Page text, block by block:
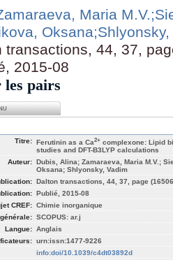
Maria M.V.
Oksana
transactions, 44, 37,
2015-08
pairs
Titre: Ferutinin as a Ca2+ complexone: Lipid
studies and DFT-B3LYP calculations
Auteur: Dubis, Alina; Zamaraeva, Maria M.V.;
Oksana; Shlyonsky, Vadim
Dalton transactions, 44, 37, page
Publié, 2015-08
CREF: Chimie inorganique
SCOPUS: ar.j
Langue: Anglais
urn:issn:1477-9226
info:doi/10.1039/c4dt03892d